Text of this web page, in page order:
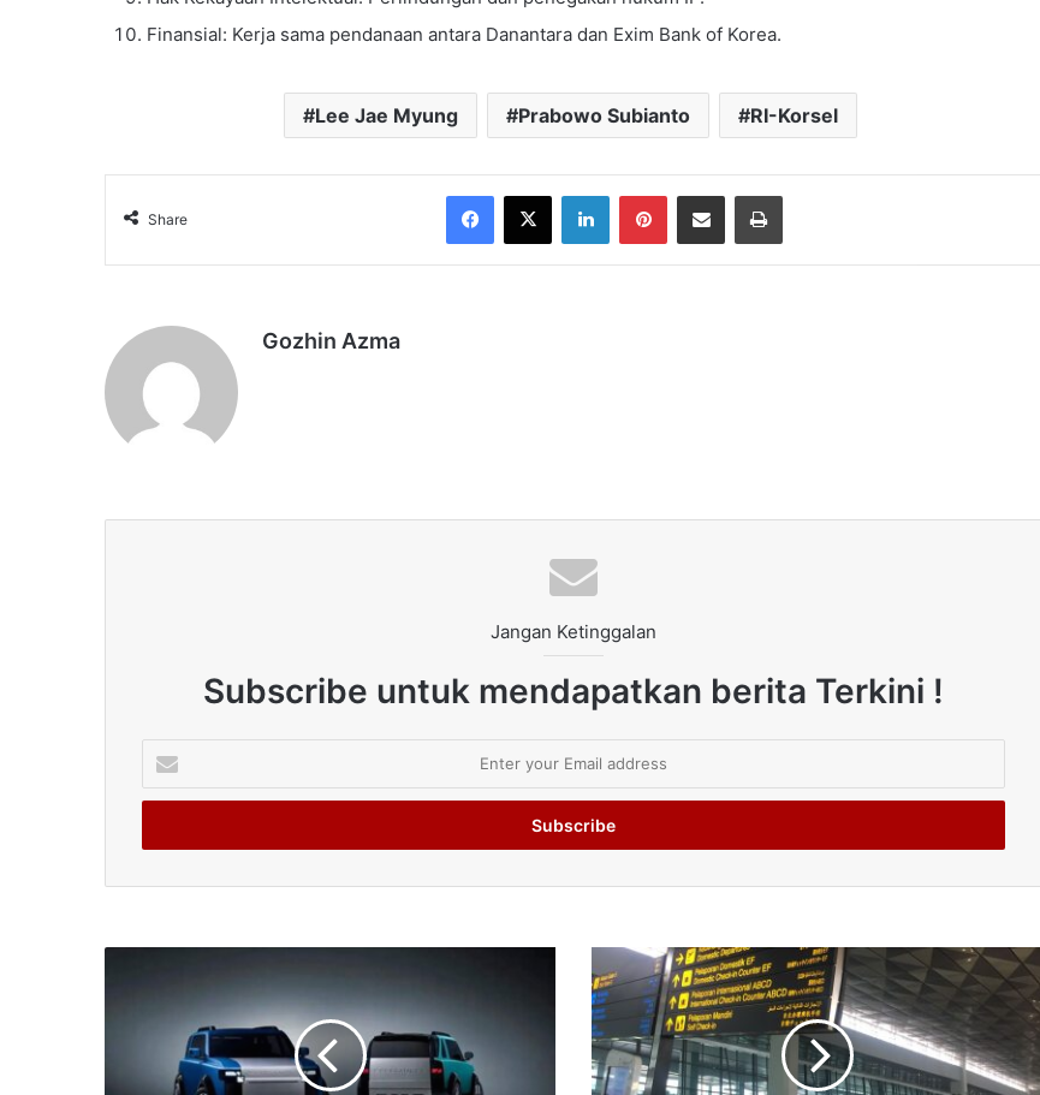
Finansial: Kerja sama pendanaan antara Danantara dan Exim Bank of Korea.
Lee Jae Myung Prabowo Subianto RI-Korsel
Share
Facebook
X LinkedInPinterestShare via Email Print
Gozhin Azma
Jangan Ketinggalan
Subscribe untuk mendapatkan berita Terkini !
your
Email